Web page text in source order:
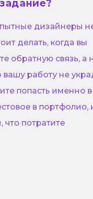
дизайнеры
делать, когда вы
обратную связь, а
вашу работу не
попасть именно в
в портфолио,
что потратите